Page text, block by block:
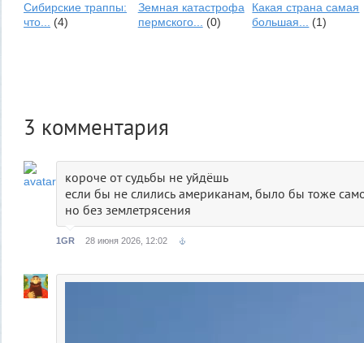
Сибирские траппы:
что... (4)
Земная катастрофа
пермского... (0)
Какая страна самая
большая... (1)
3 комментария
короче от судьбы не уйдёшь
если бы не слились американам, было бы тоже
но без землетрясения
1GR 28 июня 2026, 12:02